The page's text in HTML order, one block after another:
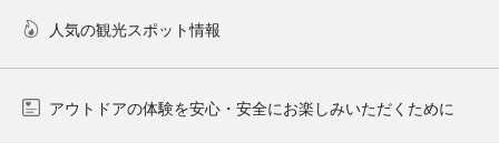
人気の観光スポット情報
アウトドアの体験を安心・安全にお楽しみいただくために